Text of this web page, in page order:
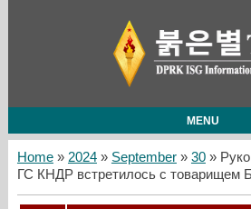
MENU
Home» 2024 » September » 30»
ГС КНДР встретилось с товарищем